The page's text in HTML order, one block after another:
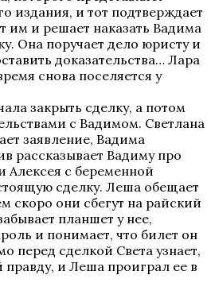
издания, и тот подтверждает
им и решает наказать Вадима
Она поручает дело юристу и
доказательства… Лара
снова поселяется у
закрыть сделку, а потом
с Вадимом. Светлана
заявление, Вадима
рассказывает Вадиму про
Алексея с беременной
сделку. Леша обещает
скоро они сбегут на райский
планшет у нее,
и понимает, что билет он
перед сделкой Света узнает,
и Леша проиграл ее в